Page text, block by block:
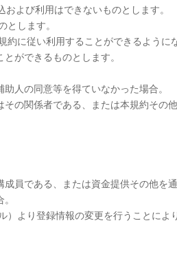
よび利用はできないものとします。
します。
に従い利用することができるよう
ができるものとします。
人の同意等を得ていなかった場合。
の関係者である、または本規約その
員である、または資金提供その他を
より登録情報の変更を行うことによ